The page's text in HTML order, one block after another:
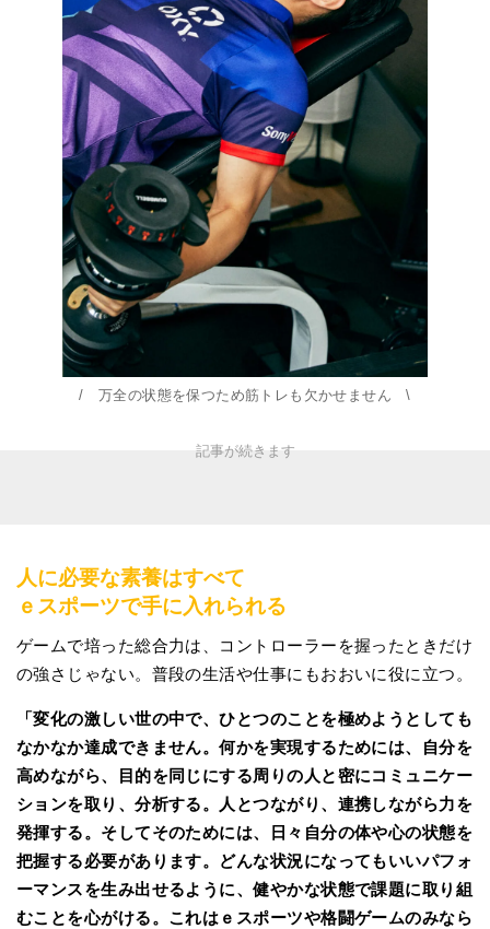
/ 万全の状態を保つため筋トレも欠かせません \
人に必要な素養はすべて
ｅスポーツで手に入れられる
ゲームで培った総合力は、コントローラーを握ったときだけ
の強さじゃない。普段の生活や仕事にもおおいに役に立つ。
「変化の激しい世の中で、ひとつのことを極めようとしても
なかなか達成できません。何かを実現するためには、自分を
高めながら、目的を同じにする周りの人と密にコミュニケー
ションを取り、分析する。人とつながり、連携しながら力を
発揮する。そしてそのためには、日々自分の体や心の状態を
把握する必要があります。どんな状況になってもいいパフォ
ーマンスを生み出せるように、健やかな状態で課題に取り組
むことを心がける。これはｅスポーツや格闘ゲームのみなら